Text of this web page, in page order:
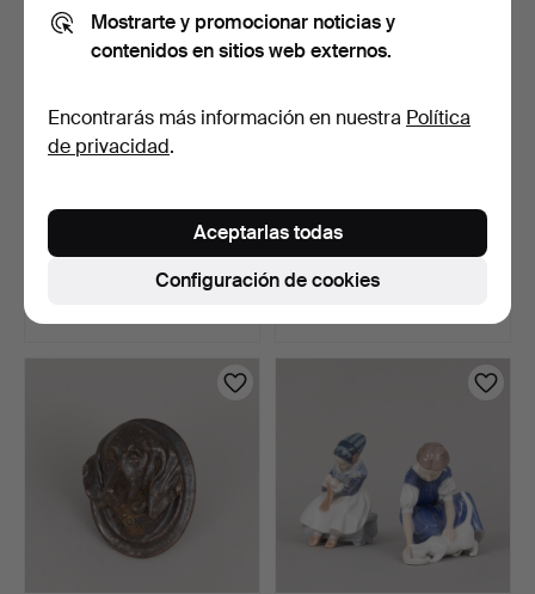
CARL-HARRY STÅLHANE.
Jarrón miniatura, gre…
85 USD
piezas, porcelana, "R…
7 pujas
Mostrarte y promocionar noticias y
contenidos en sitios web externos.
Encontrarás más información en nuestra Política
de privacidad.
Configuración de cookies
Aceptarlas todas